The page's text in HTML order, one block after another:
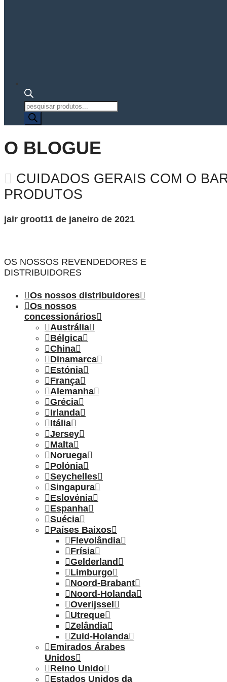
Pesquisa
de
produtos
O BLOGUE
CUIDADOS GERAIS COM O
PRODUTOS
jair groot11 de janeiro de 2021
OS NOSSOS REVENDEDORES E
DISTRIBUIDORES
Os nossos distribuidores
Os nossos
concessionários
Austrália
Bélgica
China
Dinamarca
Estónia
França
Alemanha
Grécia
Irlanda
Itália
Jersey
Malta
Noruega
Polónia
Seychelles
Singapura
Eslovénia
Espanha
Suécia
Países Baixos
Flevolândia
Frísia
Gelderland
Limburgo
Noord-Brabant
Noord-Holanda
Overijssel
Utreque
Zelândia
Zuid-Holanda
Emirados Árabes
Unidos
Reino Unido
Estados Unidos da